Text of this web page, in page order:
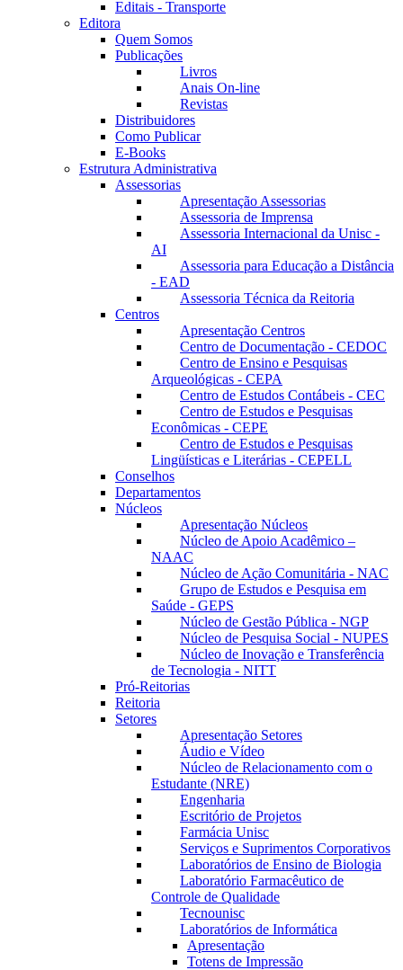
Editais - Transporte
Editora
Quem Somos
Publicações
Livros
Anais On-line
Revistas
Distribuidores
Como Publicar
E-Books
Estrutura Administrativa
Assessorias
Apresentação Assessorias
Assessoria de Imprensa
Assessoria Internacional da Unisc -
AI
Assessoria para Educação a Distância
- EAD
Assessoria Técnica da Reitoria
Centros
Apresentação Centros
Centro de Documentação - CEDOC
Centro de Ensino e Pesquisas
Arqueológicas - CEPA
Centro de Estudos Contábeis - CEC
Centro de Estudos e Pesquisas
Econômicas - CEPE
Centro de Estudos e Pesquisas
Lingüísticas e Literárias - CEPELL
Conselhos
Departamentos
Núcleos
Apresentação Núcleos
Núcleo de Apoio Acadêmico –
NAAC
Núcleo de Ação Comunitária - NAC
Grupo de Estudos e Pesquisa em
Saúde - GEPS
Núcleo de Gestão Pública - NGP
Núcleo de Pesquisa Social - NUPES
Núcleo de Inovação e Transferência
de Tecnologia - NITT
Pró-Reitorias
Reitoria
Setores
Apresentação Setores
Áudio e Vídeo
Núcleo de Relacionamento com o
Estudante (NRE)
Engenharia
Escritório de Projetos
Farmácia Unisc
Serviços e Suprimentos Corporativos
Laboratórios de Ensino de Biologia
Laboratório Farmacêutico de
Controle de Qualidade
Tecnounisc
Laboratórios de Informática
Apresentação
Totens de Impressão